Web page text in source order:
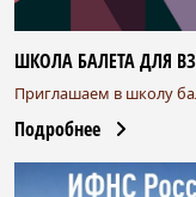
ШКОЛА БАЛЕТА ДЛЯ
Приглашаем в школу
Подробнее